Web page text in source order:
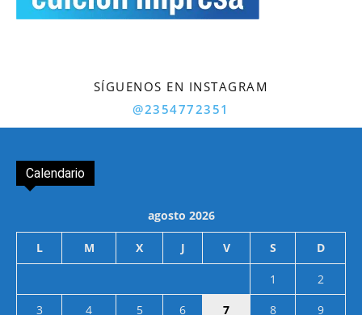
SÍGUENOS EN INSTAGRAM
@2354772351
Calendario
agosto 2026
L M X J V S D
1
2
3
4 5 6 7 8
9